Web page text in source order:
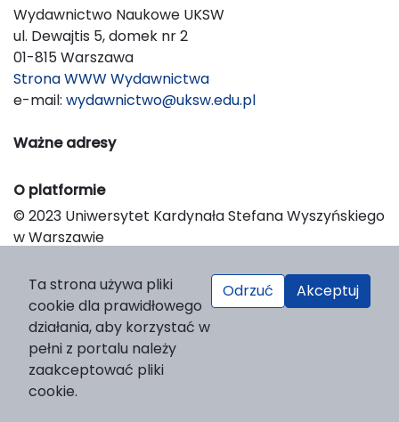
Wydawnictwo Naukowe UKSW
ul. Dewajtis 5, domek nr 2
01-815 Warszawa
Strona WWW Wydawnictwa
e-mail: wydawnictwo@uksw.edu.pl
Ważne adresy
O platformie
© 2023 Uniwersytet Kardynała Stefana Wyszyńskiego
w Warszawie
Platform & Workflow by OJS/PKP
Ta strona używa pliki
cookie dla prawidłowego
działania, aby korzystać w
pełni z portalu należy
zaakceptować pliki
cookie.
Odrzuć Akceptuj